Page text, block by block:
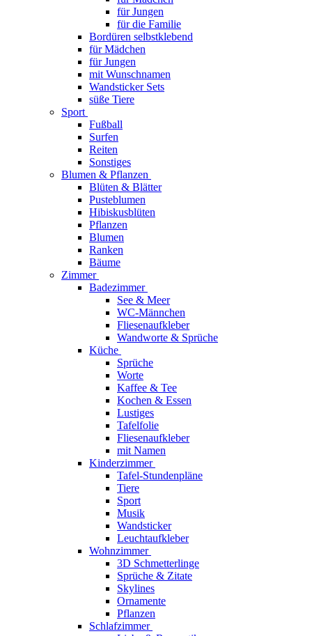
für Jungen
für die Familie
Bordüren selbstklebend
für Mädchen
für Jungen
mit Wunschnamen
Wandsticker Sets
süße Tiere
Sport
Fußball
Surfen
Reiten
Sonstiges
Blumen & Pflanzen
Blüten & Blätter
Pusteblumen
Hibiskusblüten
Pflanzen
Blumen
Ranken
Bäume
Zimmer
Badezimmer
See & Meer
WC-Männchen
Fliesenaufkleber
Wandworte & Sprüche
Küche
Sprüche
Worte
Kaffee & Tee
Kochen & Essen
Lustiges
Tafelfolie
Fliesenaufkleber
mit Namen
Kinderzimmer
Tafel-Stundenpläne
Tiere
Sport
Musik
Wandsticker
Leuchtaufkleber
Wohnzimmer
3D Schmetterlinge
Sprüche & Zitate
Skylines
Ornamente
Pflanzen
Schlafzimmer